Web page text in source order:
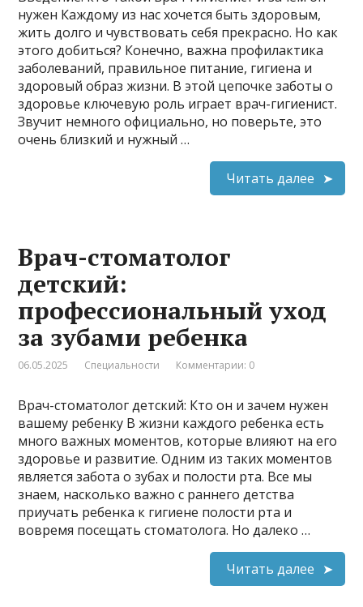
нужен Каждому из нас хочется быть здоровым,
жить долго и чувствовать себя прекрасно. Но как
этого добиться? Конечно, важна профилактика
заболеваний, правильное питание, гигиена и
здоровый образ жизни. В этой цепочке заботы о
здоровье ключевую роль играет врач-гигиенист.
Звучит немного официально, но поверьте, это
очень близкий и нужный …
Читать далее
Врач-стоматолог
детский:
профессиональный уход
за зубами ребенка
06.05.2025 Специальности Комментарии: 0
Врач-стоматолог детский: Кто он и зачем нужен
вашему ребенку В жизни каждого ребенка есть
много важных моментов, которые влияют на его
здоровье и развитие. Одним из таких моментов
является забота о зубах и полости рта. Все мы
знаем, насколько важно с раннего детства
приучать ребенка к гигиене полости рта и
вовремя посещать стоматолога. Но далеко …
Читать далее